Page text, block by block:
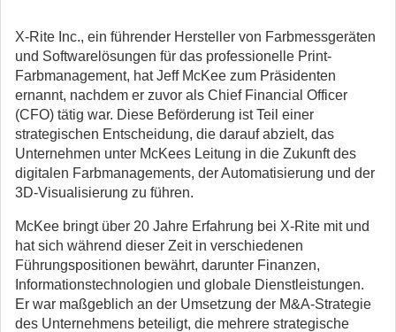
X-Rite Inc., ein führender Hersteller von Farbmessgeräten
und Softwarelösungen für das professionelle Print-
Farbmanagement, hat Jeff McKee zum Präsidenten
ernannt, nachdem er zuvor als Chief Financial Officer
(CFO) tätig war. Diese Beförderung ist Teil einer
strategischen Entscheidung, die darauf abzielt, das
Unternehmen unter McKees Leitung in die Zukunft des
digitalen Farbmanagements, der Automatisierung und der
3D-Visualisierung zu führen.
McKee bringt über 20 Jahre Erfahrung bei X-Rite mit und
hat sich während dieser Zeit in verschiedenen
Führungspositionen bewährt, darunter Finanzen,
Informationstechnologien und globale Dienstleistungen.
Er war maßgeblich an der Umsetzung der M&A-Strategie
des Unternehmens beteiligt, die mehrere strategische